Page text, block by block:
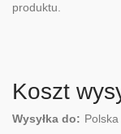
produktu.
Koszt
Wysyłka do: Polska